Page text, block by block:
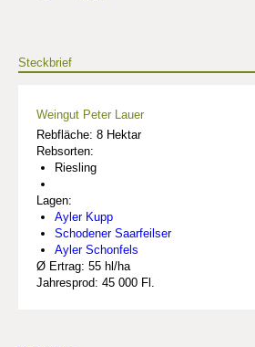
Steckbrief
Weingut Peter Lauer
Rebfläche: 8 Hektar
Rebsorten:
Riesling
Lagen:
Ayler Kupp
Schodener Saarfeilser
Ayler Schonfels
Ø Ertrag: 55 hl/ha
Jahresprod: 45 000 Fl.